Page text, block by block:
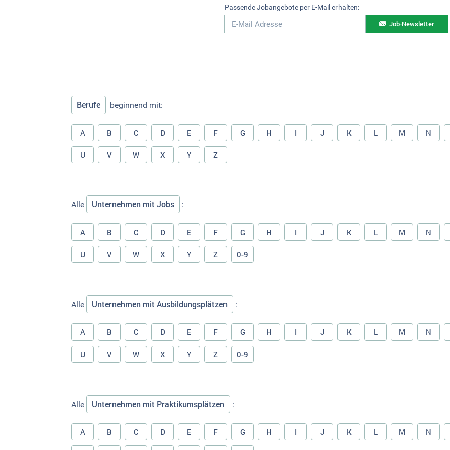
Passende Jobangebote per E-Mail erhalten:
Job-Newsletter
Berufe beginnend mit:
A B C D E F G H I J K L M N
U V W X Y Z
Alle Unternehmen mit Jobs :
A B C D E F G H I J K L M N
U V W X Y Z 0-9
Alle Unternehmen mit Ausbildungsplätzen :
A B C D E F G H I J K L M N
U V W X Y Z 0-9
Alle Unternehmen mit Praktikumsplätzen :
A B C D E F G H I J K L M N